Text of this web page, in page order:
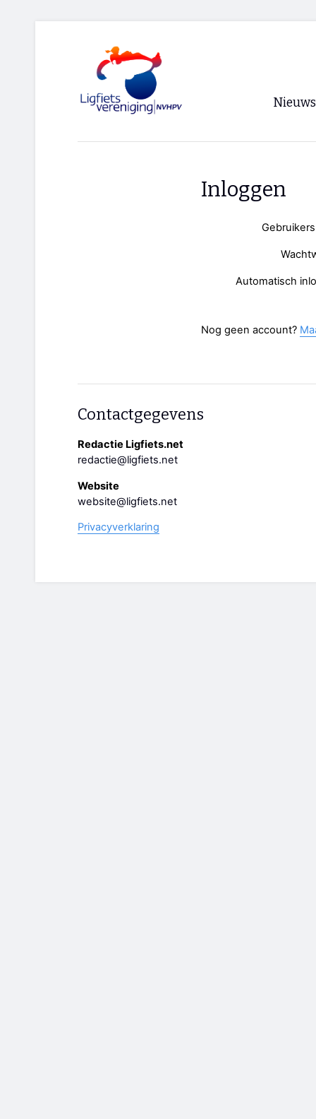
Nieuws
Inloggen
Automatisch
Nog geen account?
Contactgegevens
Redactie Ligfiets.net
redactie@ligfiets.net
Website
website@ligfiets.net
Privacyverklaring